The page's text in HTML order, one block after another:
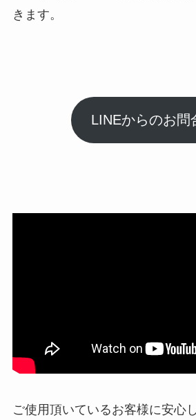
きます。
LINEからのお問
ご使用頂いているお客様に安心